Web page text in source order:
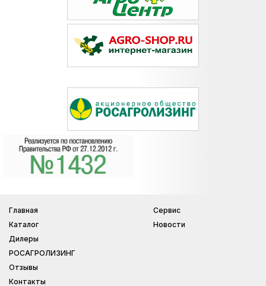
Главная
Каталог
Дилеры
РОСАГРОЛИЗИНГ
Отзывы
Контакты
Сервис
Новости